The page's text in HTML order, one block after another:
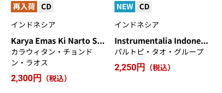
再入荷 CD
インドネシア
Karya Emas Ki Narto Sabdho
カラウィタン・チョンド
ン・ラオス
2,300円 （税込）
NEW CD
インドネシア
Instrumentalia Indonesian Traditional Music Tapanuli
パルトピ・タオ・グループ
2,250円 （税込）